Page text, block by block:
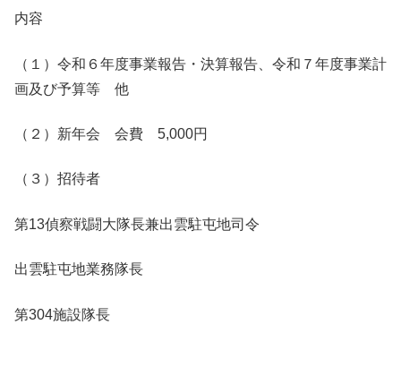
内容
（１）令和６年度事業報告・決算報告、令和７年度事業計
画及び予算等 他
（２）新年会 会費 5,000円
（３）招待者
第13偵察戦闘大隊長兼出雲駐屯地司令
出雲駐屯地業務隊長
第304施設隊長